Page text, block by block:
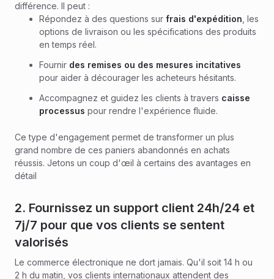
différence. Il peut :
Répondez à des questions sur frais d'expédition , les
options de livraison ou les spécifications des produits
en temps réel.
Fournir des remises ou des mesures incitatives
pour aider à décourager les acheteurs hésitants.
Accompagnez et guidez les clients à travers caisse
processus pour rendre l'expérience fluide.
Ce type d'engagement permet de transformer un plus
grand nombre de ces paniers abandonnés en achats
réussis. Jetons un coup d'œil à certains des avantages en
détail
2. Fournissez un support client 24h/24 et
7j/7 pour que vos clients se sentent
valorisés
Le commerce électronique ne dort jamais. Qu'il soit 14 h ou
2 h du matin, vos clients internationaux attendent des